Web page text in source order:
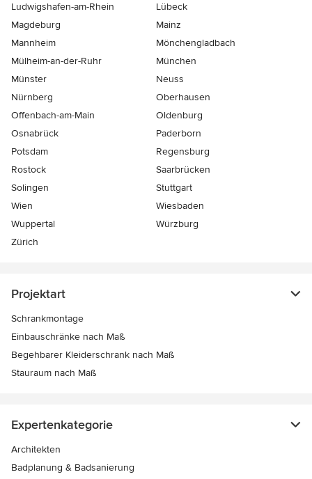
Ludwigshafen-am-Rhein
Lübeck
Magdeburg
Mainz
Mannheim
Mönchen­gladbach
Mülheim-an-der-Ruhr
München
Münster
Neuss
Nürnberg
Oberhausen
Offenbach-am-Main
Oldenburg
Osnabrück
Paderborn
Potsdam
Regensburg
Rostock
Saarbrücken
Solingen
Stuttgart
Wien
Wiesbaden
Wuppertal
Würzburg
Zürich
Projektart
Schrankmontage
Einbauschränke nach Maß
Begehbarer Kleiderschrank nach Maß
Stauraum nach Maß
Expertenkategorie
Architekten
Badplanung & Badsanierung